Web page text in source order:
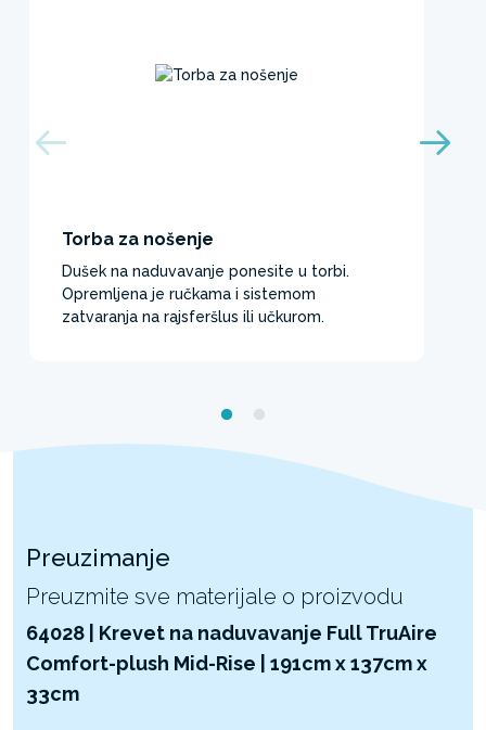
Torba za nošenje
Dušek na naduvavanje ponesite u torbi.
Opremljena je ručkama i sistemom
zatvaranja na rajsferšlus ili učkurom. ​
Preuzimanje
Preuzmite sve materijale o proizvodu
64028 | Krevet na naduvavanje Full TruAire
Comfort-plush Mid-Rise | 191cm x 137cm x
33cm